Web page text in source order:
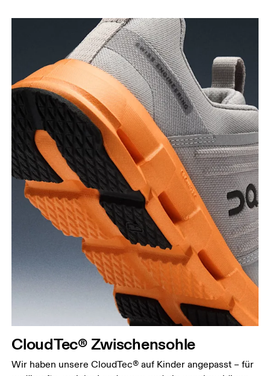
CloudTec® Zwischensohle
Wir haben unsere CloudTec® auf Kinder angepasst – für